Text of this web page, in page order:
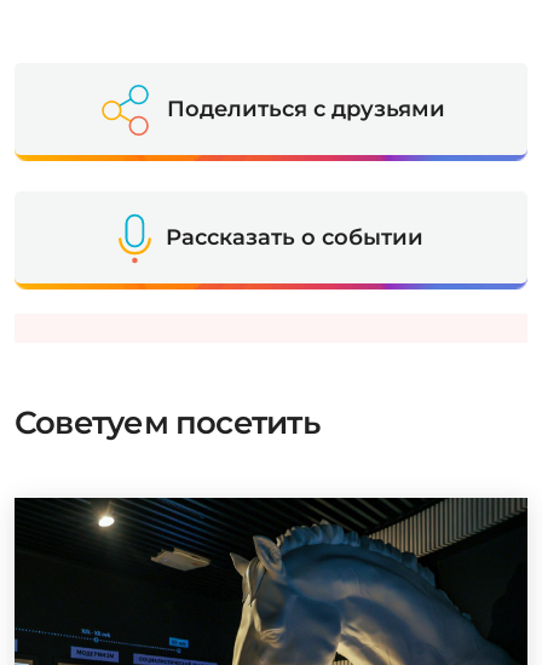
Поделиться с друзьями
Рассказать о событии
Советуем посетить